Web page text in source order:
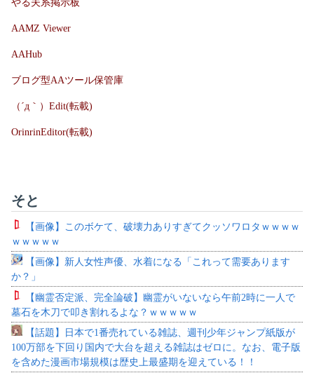
やる夫系掲示板
AAMZ Viewer
AAHub
ブログ型AAツール保管庫
（´д｀）Edit(転載)
OrinrinEditor(転載)
そと
【画像】このボケて、破壊力ありすぎてクッソワロタｗｗｗｗ
ｗｗｗｗｗ
【画像】新人女性声優、水着になる「これって需要あります
か？」
【幽霊否定派、完全論破】幽霊がいないなら午前2時に一人で
墓石を木刀で叩き割れるよな？ｗｗｗｗｗ
【話題】日本で1番売れている雑誌、週刊少年ジャンプ紙版が
100万部を下回り国内で大台を超える雑誌はゼロに。なお、電子版
を含めた漫画市場規模は歴史上最盛期を迎えている！！